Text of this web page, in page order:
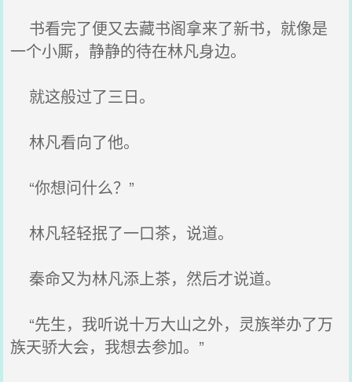
书看完了便又去藏书阁拿来了新书，就像是
一个小厮，静静的待在林凡身边。
就这般过了三日。
林凡看向了他。
“你想问什么？”
林凡轻轻抿了一口茶，说道。
秦命又为林凡添上茶，然后才说道。
“先生，我听说十万大山之外，灵族举办了万
族天骄大会，我想去参加。”